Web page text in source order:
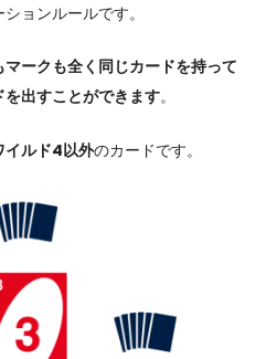
ョンルールです。
マークも全く同じカードを持って
出すことができます。
イルド4以外のカードです。